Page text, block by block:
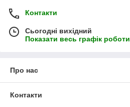
Контакти
Сьогодні вихідний
Показати весь графік роботи
Про нас
Контакти